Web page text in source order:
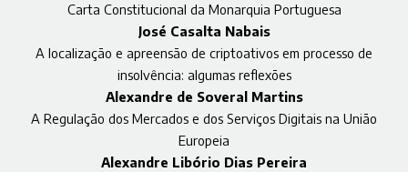
Carta Constitucional da Monarquia Portuguesa
José Casalta Nabais
A localização e apreensão de criptoativos em processo de
insolvência: algumas reflexões
Alexandre de Soveral Martins
A Regulação dos Mercados e dos Serviços Digitais na União
Europeia
Alexandre Libório Dias Pereira